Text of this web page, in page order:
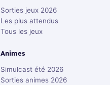
Sorties jeux 2026
Les plus attendus
Tous les jeux
Animes
Simulcast été 2026
Sorties animes 2026